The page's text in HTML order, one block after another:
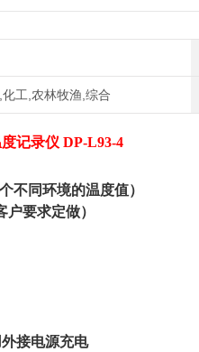
工,农林牧渔,综合
记录仪 DP-L93-4
不同环境的温度值）
要求定做）
接电源充电